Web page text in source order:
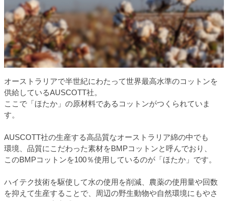
オーストラリアで半世紀にわたって世界最高水準のコットンを
供給しているAUSCOTT社。
ここで「ほたか」の原材料であるコットンがつくられていま
す。
AUSCOTT社の生産する高品質なオーストラリア綿の中でも
環境、品質にこだわった素材をBMPコットンと呼んでおり、
このBMPコットンを100％使用しているのが「ほたか」です。
ハイテク技術を駆使して水の使用を削減、農薬の使用量や回数
を抑えて生産することで、周辺の野生動物や自然環境にもやさ